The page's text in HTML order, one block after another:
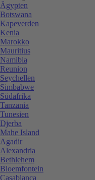
Ägypten
Botswana
Kapeverden
Kenia
Marokko
Mauritius
Namibia
Reunion
Seychellen
Simbabwe
Südafrika
Tanzania
Tunesien
Djerba
Mahe Island
Agadir
Alexandria
Bethlehem
Bloemfontein
Casablanca